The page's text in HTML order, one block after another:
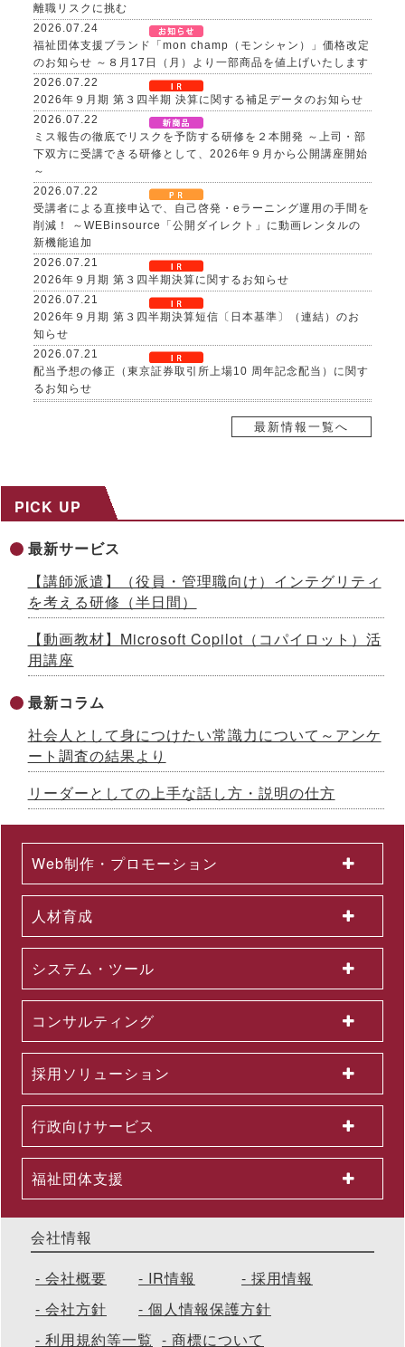
離職リスクに挑む
2026.07.24
福祉団体支援ブランド「mon champ（モンシャン）」価格改定
のお知らせ ～８月17日（月）より一部商品を値上げいたします
2026.07.22
2026年９月期 第３四半期 決算に関する補足データのお知らせ
2026.07.22
ミス報告の徹底でリスクを予防する研修を２本開発 ～上司・部
下双方に受講できる研修として、2026年９月から公開講座開始
～
2026.07.22
受講者による直接申込で、自己啓発・eラーニング運用の手間を
削減！ ～WEBinsource「公開ダイレクト」に動画レンタルの
新機能追加
2026.07.21
2026年９月期 第３四半期決算に関するお知らせ
2026.07.21
2026年９月期 第３四半期決算短信〔日本基準〕（連結）のお
知らせ
2026.07.21
配当予想の修正（東京証券取引所上場10 周年記念配当）に関す
るお知らせ
自己株式取得に係る事項の決定及び自己株式の消却に関するお
ペーンを開催 ～３日間29,800円の特別価格で公開講座を提供
イボート）」提供開始 ～先着100社限定キャンペーン実施中
2026.07.13
AI時代をリードする「ネオゼネラリスト」養成研修を開発 ～構
座開始
2026.07.10
「インソースグループ統合報告書2025」発行のお知らせ ～AI
時代の成長戦略を様々な観点で解説
成果が出るまで伴走する、Forward Deployed型コンサルタン
ト養成研修を開発 ～26年７月から公開講座で提供
2026.07.03
国土交通省採択の二地域居住事業に参画、新たな人流創出へ～
「白川町二地域居住促進コンソーシアム」協定締結のお知らせ
2026.07.01
2026年６月度KPI（業績指標）進捗状況
2026.06.12
待値の理解」を軸に、７月から新たに３研修を公開講座で開催
2026.06.08
催 ～問題意識調査結果から、日本企業における課題を読み解く
2026.06.03
＜第３弾＞「AI活用を１億人に」交通広告を６月より大幅拡大
～東名阪エリアの主要路線にて、教育による業務へのAI活用支
援を力強く訴求
2026.06.01
組織変更及び人事異動に関するお知らせ
2026.06.01
2026年５月度KPI（業績指標）進捗状況
公開講座セットプラン「上司部下ペアプラン」を26年５月より
提供開始 ～同一テーマの同時受講で、実践につながる共通言語
最新情報一覧へ
PICK UP
最新サービス
【講師派遣】（役員・管理職向け）インテグリティ
を考える研修（半日間）
【動画教材】Microsoft Copilot（コパイロット）活
用講座
最新コラム
社会人として身につけたい常識力について～アンケ
ート調査の結果より
リーダーとしての上手な話し方・説明の仕方
Web制作・プロモーション
人材育成
システム・ツール
コンサルティング
採用ソリューション
行政向けサービス
福祉団体支援
会社情報
会社概要
IR情報
採用情報
会社方針
個人情報保護方針
利用規約等一覧
商標について